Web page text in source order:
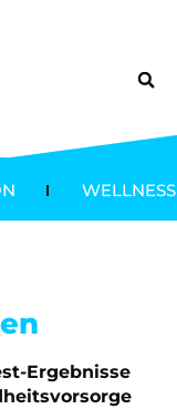
WELLNESS
Ergebnisse